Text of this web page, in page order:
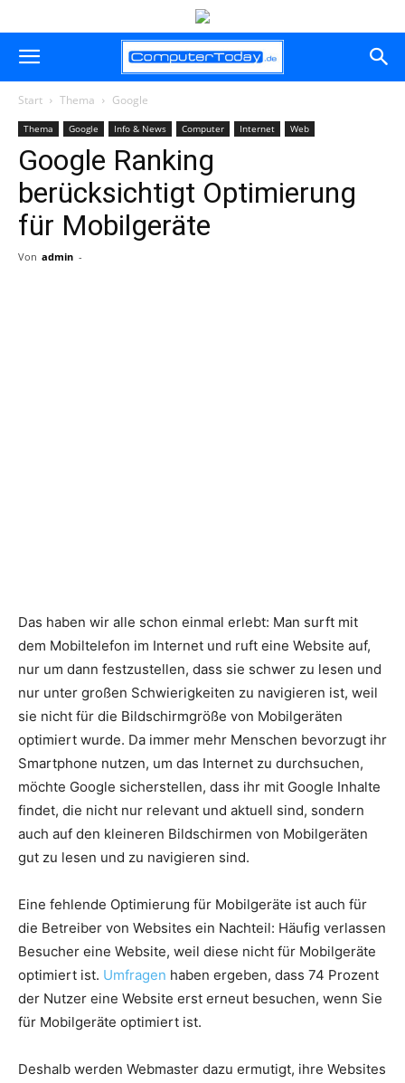
Start Thema Google
Thema Google Info & News Computer Internet Web
Google Ranking
berücksichtigt Optimierung
für Mobilgeräte
Von admin -
Das haben wir alle schon einmal erlebt: Man surft mit
dem Mobiltelefon im Internet und ruft eine Website auf,
nur um dann festzustellen, dass sie schwer zu lesen und
nur unter großen Schwierigkeiten zu navigieren ist, weil
sie nicht für die Bildschirmgröße von Mobilgeräten
optimiert wurde. Da immer mehr Menschen bevorzugt ihr
Smartphone nutzen, um das Internet zu durchsuchen,
möchte Google sicherstellen, dass ihr mit Google Inhalte
findet, die nicht nur relevant und aktuell sind, sondern
auch auf den kleineren Bildschirmen von Mobilgeräten
gut zu lesen und zu navigieren sind.
Eine fehlende Optimierung für Mobilgeräte ist auch für
die Betreiber von Websites ein Nachteil: Häufig verlassen
Besucher eine Website, weil diese nicht für Mobilgeräte
optimiert ist. Umfragen haben ergeben, dass 74 Prozent
der Nutzer eine Website erst erneut besuchen, wenn Sie
für Mobilgeräte optimiert ist.
Deshalb werden Webmaster dazu ermutigt, ihre Websites